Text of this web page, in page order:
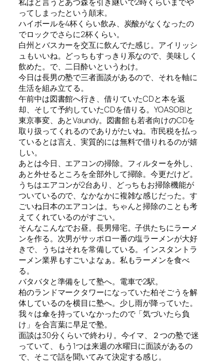
ってしまったという顛末。
ハイボールを4杯くらい飲み、炭酸がなくなったの
でロックでさらに2杯くらい。
白州とバスカーを交互に飲んでた感じ。アイリッシ
ュもいいね。どっちもすっきり系なので、美味しく
飲めた。で、二日酔いというわけ。
今日は長男の塾で三者面談があるので、それを軸に
生活を組み立てる。
午前中は図書館へ行き、借りていたCDと本を返
却、そして予約していたCDを借りる。YOASOBIと
東京事変、あとVaundy。図書館も若者向けのCDを
取り扱ってくれるのでありがたいね。市民税を払っ
ているとは言え、実質的には無料で借りれるのが嬉
しい。
あとは今日、エアコンの掃除。フィルターを外し、
あと外せるところを全部外して掃除。今更だけど。
うちはエアコンが2台あり、どっちもお掃除機能が
ついているので、なかなかに複雑な感じだった。す
ごいね日本のエアコンは。ちゃんと掃除のことも考
えてくれているのがすごい。
そんなこんなでお昼。長男帰宅。子供たちにラーメ
ンを作る。次男がサッポロ一番の塩ラーメンが大好
きで、うちはそれを常備している。インスタントラ
ーメン業界もすごいよなぁ。私もラーメンを食べ
る。
バタバタと準備をして塾へ。電車で2駅。
柏のランドマークタワーになっていた柏そごうを解
体しているのを横目に塾へ。少し雨が降っていた。
我々は傘を持っていなかったので「気づいたら負
け」を合言葉に早足で塾。
面談は30分くらいで終わり。今イマ、２つの塾で迷
っていて、もう1つは来週の水曜日に面談があるの
で、そこで話を聞いてみて決定する感じ。